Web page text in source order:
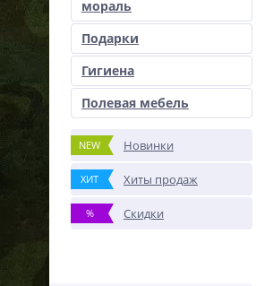
мораль
Подарки
Гигиена
Полевая мебель
NEW Новинки
ХИТ Хиты продаж
% Скидки